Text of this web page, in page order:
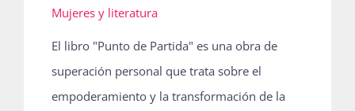
Mujeres y literatura
El libro "Punto de Partida" es una obra de
superación personal que trata sobre el
empoderamiento y la transformación de la